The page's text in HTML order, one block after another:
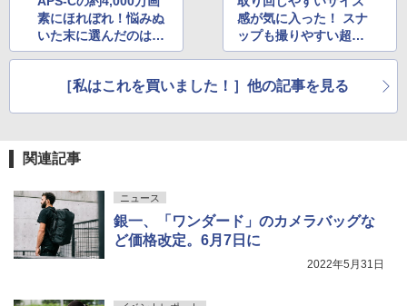
素にほれぼれ！悩みぬ
いた末に選んだのは高
画素フラッグシップだ
感が気に入った！ スナ
ップも撮りやすい超広
角レンズ
［私はこれを買いました！］他の記事を見る
関連記事
ニュース
銀一、「ワンダード」のカメラバッグな
ど価格改定。6月7日に
2022年5月31日